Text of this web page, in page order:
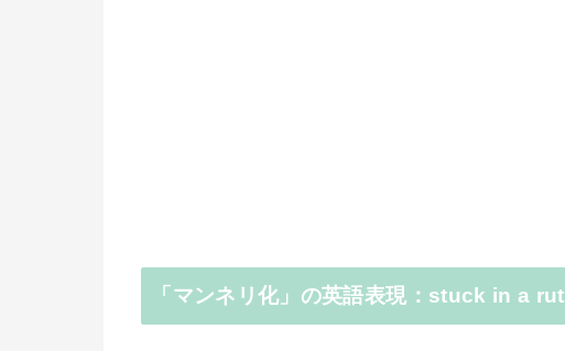
「マンネリ化」の英語表現：stuck in a rut